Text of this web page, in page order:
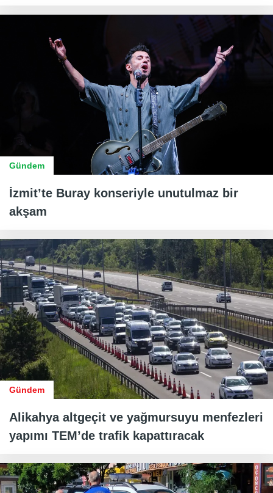
Gündem
İzmit’te Buray konseriyle unutulmaz bir
akşam
Gündem
Alikahya altgeçit ve yağmursuyu menfezleri
yapımı TEM’de trafik kapattıracak